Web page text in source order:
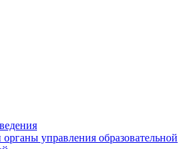
управления образовательной